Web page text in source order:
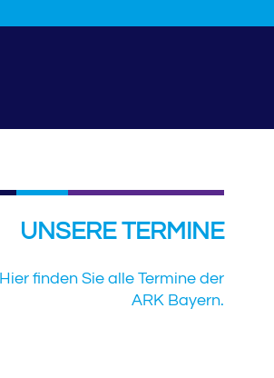
UNSERE TERMINE
Hier finden Sie alle Termine der
ARK Bayern.